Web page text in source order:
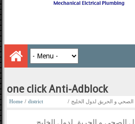
one click Anti-Adblock
Home / district / و الحريق لدول الخليج